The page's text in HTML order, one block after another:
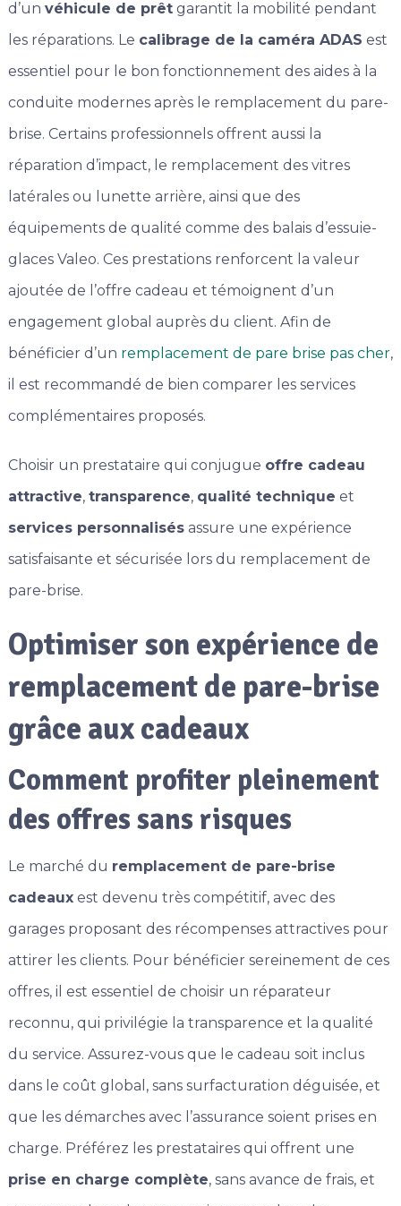
d’un véhicule de prêtgarantit la mobilité pendant
les réparations. Le calibrage de la caméra ADAS est
essentiel pour le bon fonctionnement des aides à la
conduite modernes après le remplacement du pare-
brise. Certains professionnels offrent aussi la
réparation d’impact, le remplacement des vitres
latérales ou lunette arrière, ainsi que des
équipements de qualité comme des balais d’essuie-
glaces Valeo. Ces prestations renforcent la valeur
ajoutée de l’offre cadeau et témoignent d’un
engagement global auprès du client. Afin de
bénéficier d’un remplacement de pare brise pas cher,
il est recommandé de bien comparer les services
complémentaires proposés.
Choisir un prestataire qui conjugue offre cadeau
attractive, transparence, qualité technique et
services personnalisésassure une expérience
satisfaisante et sécurisée lors du remplacement de
pare-brise.
Optimiser son expérience de
remplacement de pare-brise
grâce aux cadeaux
Comment profiter pleinement
des offres sans risques
Le marché du remplacement de pare-brise
cadeauxest devenu très compétitif, avec des
garages proposant des récompenses attractives pour
attirer les clients. Pour bénéficier sereinement de ces
offres, il est essentiel de choisir un réparateur
reconnu, qui privilégie la transparence et la qualité
du service. Assurez-vous que le cadeau soit inclus
dans le coût global, sans surfacturation déguisée, et
que les démarches avec l’assurance soient prises en
charge. Préférez les prestataires qui offrent une
prise en charge complète, sans avance de frais, et